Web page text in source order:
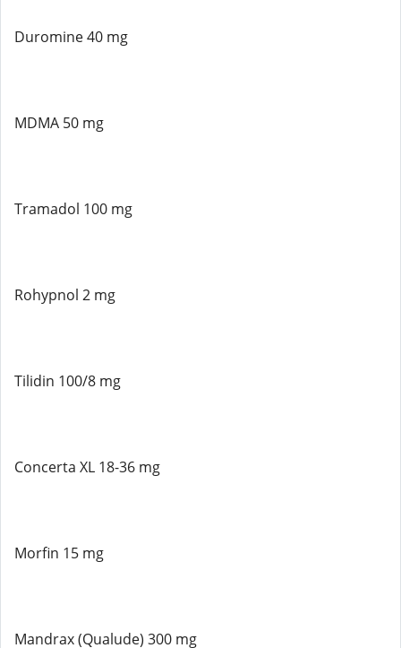
Duromine 40 mg
MDMA 50 mg
Tramadol 100 mg
Rohypnol 2 mg
Tilidin 100/8 mg
Concerta XL 18-36 mg
Morfin 15 mg
Mandrax (Qualude) 300 mg